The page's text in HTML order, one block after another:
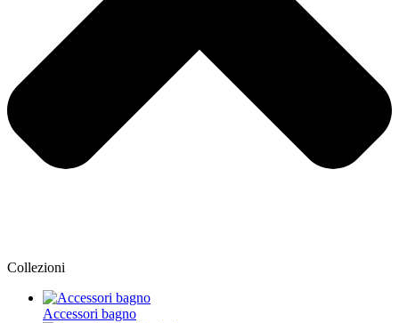
Collezioni
Accessori bagno